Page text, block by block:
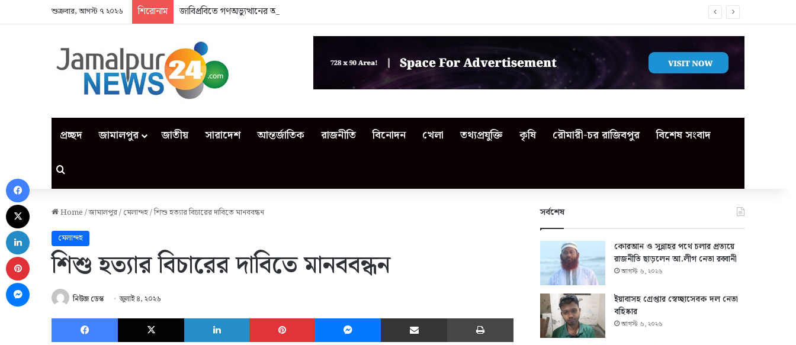
শুক্রবার, আগস্ট ৭ ২০২৬ শিরোনাম জাবিপ্রবিতে গণঅভ্যুত্থানের অনুষ্ঠান থেকে বিতর্কিত শিক্ষকদের বের করে দিলেন এমপি
প্রচ্ছদ জামালপুর জাতীয় সারাদেশ আন্তর্জাতিক রাজনীতি বিনোদন খেলা তথ্যপ্রযুক্তি কৃষি রৌমারী-চর রাজিবপুর বিশেষ সংবাদ
Search for
Home/জামালপুর/মেলান্দহ/শিশু হত্যার বিচারের দাবিতে মানববন্ধন
মেলান্দহ
শিশু হত্যার বিচারের দাবিতে মানববন্ধন
নিউজ ডেস্ক জুলাই ৪, ২০২৬
Facebook X LinkedIn Pinterest Messenger Share via Email Print
সর্বশেষ
কোরআন ও সুন্নাহর পথে চলার প্রত্যয়ে
রাজনীতি ছাড়লেন আ.লীগ নেতা রব্বানী
আগস্ট ৬, ২০২৬
ইয়াবাসহ গ্রেপ্তার স্বেচ্ছাসেবক দল নেতা
বহিষ্কার
আগস্ট ৬, ২০২৬
Facebook
LinkedIn
Pinterest